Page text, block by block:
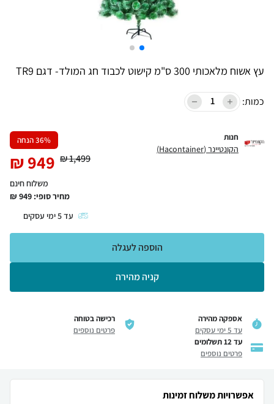
עץ אשוח מלאכותי 300 ס"מ קישוט לכבוד חג המולד- דגם TR9
כמות:
חנות
הקונטיינר (Hacontainer)
36% הנחה
1,499
₪
949
₪
משלוח חינם
מחיר סופי: 949
₪
עד5ימי עסקים
קניה מהירה
הוספה לעגלה
אספקה מהירה
עד 5 ימי עסקים
רכישה בטוחה
פרטים נוספים
עד 12 תשלומים
פרטים נוספים
אפשרויות משלוח זמינות